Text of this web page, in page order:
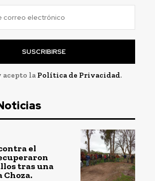
SUSCRIBIRSE
acepto la Política de Privacidad.
el
tras una
Choza.